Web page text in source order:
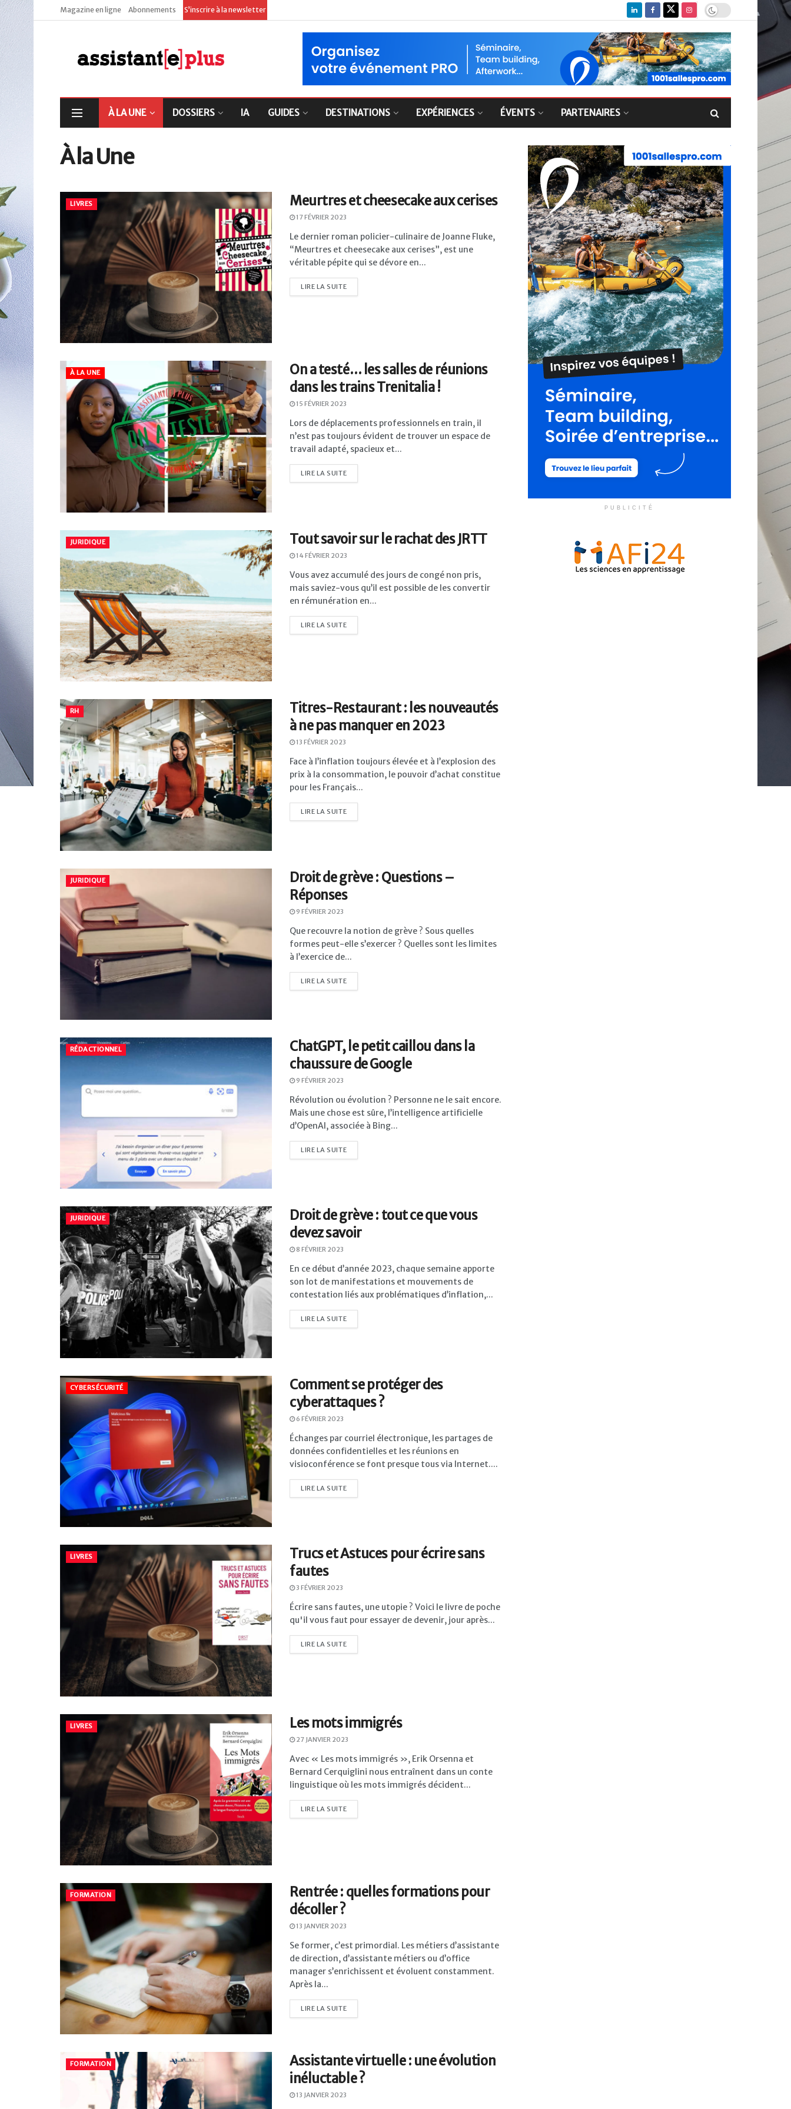
Magazine en ligne Abonnements S’inscrire à la newsletter
À LA UNE DOSSIERS IA GUIDES DESTINATIONS EXPÉRIENCES ÉVENTS PARTENAIRES
À la Une
LIVRES Meurtres et cheesecake aux cerises
17 FÉVRIER 2023
Le dernier roman policier-culinaire de Joanne Fluke,
“Meurtres et cheesecake aux cerises”, est une
véritable pépite qui se dévore en...
LIRE LA SUITE
À LA UNE
On a testé… les salles de réunions
dans les trains Trenitalia !
15 FÉVRIER 2023
Lors de déplacements professionnels en train, il
n’est pas toujours évident de trouver un espace de
travail adapté, spacieux et...
LIRE LA SUITE
JURIDIQUE Tout savoir sur le rachat des JRTT
14 FÉVRIER 2023
Vous avez accumulé des jours de congé non pris,
mais saviez-vous qu’il est possible de les convertir
en rémunération en...
LIRE LA SUITE
RH
Titres-Restaurant : les nouveautés
à ne pas manquer en 2023
13 FÉVRIER 2023
Face à l’inflation toujours élevée et à l’explosion des
prix à la consommation, le pouvoir d’achat constitue
pour les Français...
LIRE LA SUITE
JURIDIQUE
Droit de grève : Questions –
Réponses
9 FÉVRIER 2023
Que recouvre la notion de grève ? Sous quelles
formes peut-elle s’exercer ? Quelles sont les limites
à l’exercice de...
LIRE LA SUITE
RÉDACTIONNEL
ChatGPT, le petit caillou dans la
chaussure de Google
9 FÉVRIER 2023
Révolution ou évolution ? Personne ne le sait encore.
Mais une chose est sûre, l’intelligence artificielle
d’OpenAI, associée à Bing...
LIRE LA SUITE
JURIDIQUE
Droit de grève : tout ce que vous
devez savoir
8 FÉVRIER 2023
En ce début d’année 2023, chaque semaine apporte
son lot de manifestations et mouvements de
contestation liés aux problématiques d’inflation,...
LIRE LA SUITE
CYBERSÉCURITÉ
Comment se protéger des
cyberattaques ?
6 FÉVRIER 2023
Échanges par courriel électronique, les partages de
données confidentielles et les réunions en
visioconférence se font presque tous via Internet....
LIRE LA SUITE
LIVRES
Trucs et Astuces pour écrire sans
fautes
3 FÉVRIER 2023
Écrire sans fautes, une utopie ? Voici le livre de poche
qu'il vous faut pour essayer de devenir, jour après...
LIRE LA SUITE
LIVRES Les mots immigrés
27 JANVIER 2023
Avec « Les mots immigrés », Erik Orsenna et
Bernard Cerquiglini nous entraînent dans un conte
linguistique où les mots immigrés décident...
LIRE LA SUITE
FORMATION
Rentrée : quelles formations pour
décoller ?
13 JANVIER 2023
Se former, c’est primordial. Les métiers d’assistante
de direction, d’assistante métiers ou d’office
manager s’enrichissent et évoluent constamment.
Après la...
LIRE LA SUITE
FORMATION
Assistante virtuelle : une évolution
inéluctable ?
13 JANVIER 2023
PUBLICITÉ